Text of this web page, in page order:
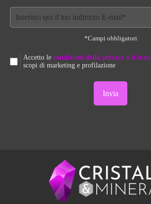
*Campi obbligatori
Accetto le condizioni della privacy e il
scopi di marketing e profilazione